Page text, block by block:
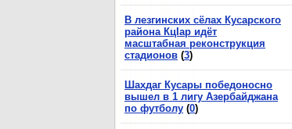
В лезгинских сёлах Кусарского
района КцIар идёт
масштабная реконструкция
стадионов (3)
Шахдаг Кусары победоносно
вышел в 1 лигу Азербайджана
по футболу (0)